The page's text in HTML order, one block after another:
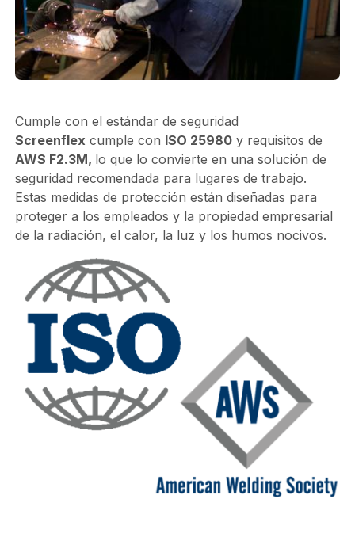
Cumple con el estándar de seguridad
Screenflex cumple con ISO 25980y requisitos de
AWS F2.3M, lo que lo convierte en una solución de
seguridad recomendada para lugares de trabajo.
Estas medidas de protección están diseñadas para
proteger a los empleados y la propiedad empresarial
de la radiación, el calor, la luz y los humos nocivos.